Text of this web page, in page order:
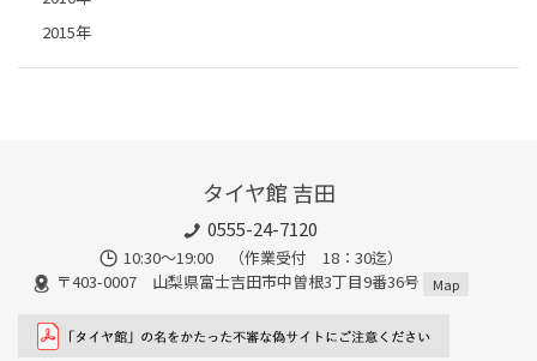
2015年
タイヤ館 吉田
0555-24-7120
10:30～19:00 （作業受付 18：30迄）
〒403-0007 山梨県富士吉田市中曽根3丁目9番36号
Map